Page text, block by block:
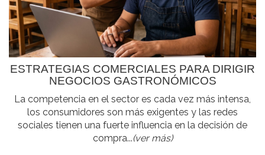
ESTRATEGIAS COMERCIALES PARA DIRIGIR
NEGOCIOS GASTRONÓMICOS
La competencia en el sector es cada vez más intensa,
los consumidores son más exigentes y las redes
sociales tienen una fuerte influencia en la decisión de
compra...(ver más)